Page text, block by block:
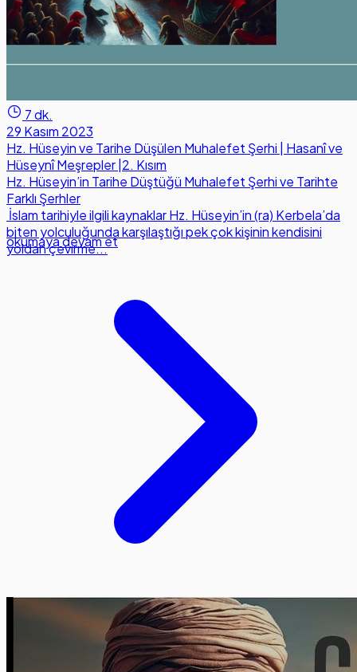
7 dk.
29 Kasım 2023
Hz. Hüseyin ve Tarihe Düşülen Muhalefet Şerhi | Hasanî ve
Hüseynî Meşrepler |2. Kısım
Hz. Hüseyin’in Tarihe Düştüğü Muhalefet Şerhi ve Tarihte
Farklı Şerhler
İslam tarihiyle ilgili kaynaklar Hz. Hüseyin’in (ra) Kerbela’da
biten yolculuğunda karşılaştığı pek çok kişinin kendisini
yoldan çevirme...
okumaya devam et